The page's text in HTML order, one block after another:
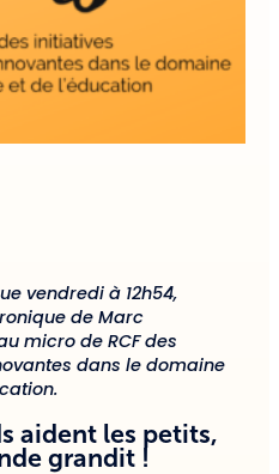
vendredi à 12h54,
de Marc
micro de RCF des
dans le domaine
aident les petits,
grandit !